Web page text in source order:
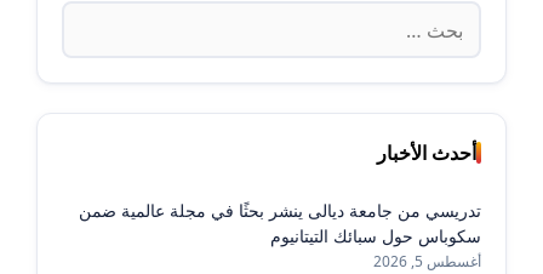
البحث
عن:
أحدث الأخبار
تدريسي من جامعة ديالى ينشر بحثًا في مجلة عالمية ضمن
سكوباس حول سبائك التيتانيوم
أغسطس 5, 2026